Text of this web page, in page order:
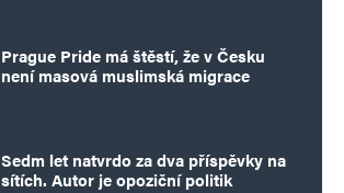
Prague Pride má štěstí, že v Česku
není masová muslimská migrace
Sedm let natvrdo za dva příspěvky na
sítích. Autor je opoziční politik